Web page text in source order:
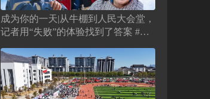
成为你的一天|从牛棚到人民大会堂，
记者用“失败”的体验找到了答案 #全
边的榜样